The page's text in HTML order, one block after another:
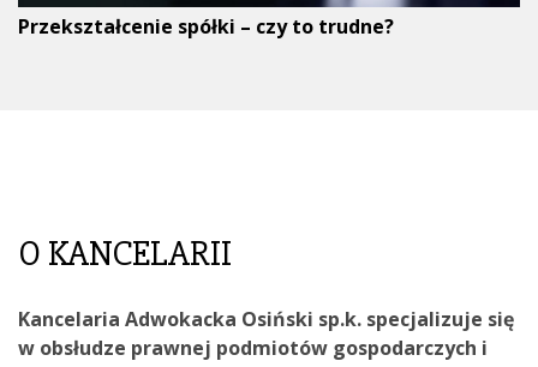
Przekształcenie spółki – czy to trudne?
O KANCELARII
Kancelaria Adwokacka Osiński sp.k. specjalizuje się
w obsłudze prawnej podmiotów gospodarczych i